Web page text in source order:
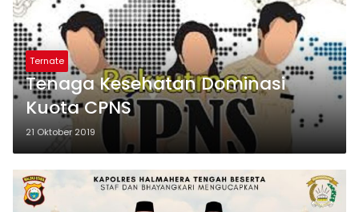
Ternate
Tenaga Kesehatan Dominasi
Kuota CPNS
21 Oktober 2019